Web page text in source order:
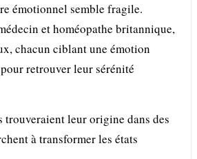
émotionnel semble fragile.
et homéopathe britannique,
chacun ciblant une émotion
pour retrouver leur sérénité
leur origine dans des
à transformer les états